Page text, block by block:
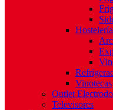
Hostelería
Vinotecas
Outlet
Televisores